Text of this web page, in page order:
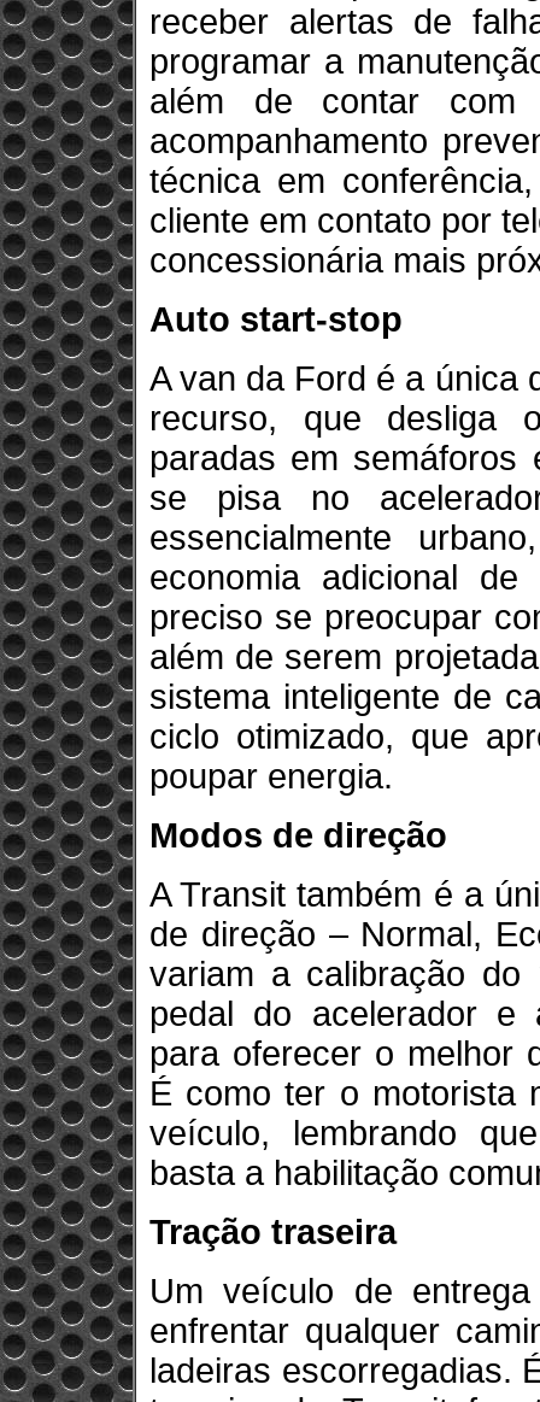
receber alertas de
programar a
além de contar com
acompanhamento
técnica em
cliente em contato por
concessionária mais
Auto start-stop
A van da Ford é a única
recurso, que desliga
paradas em
se pisa no
essencialmente
economia adicional
preciso se preocupar
além de serem
sistema inteligente de
ciclo otimizado, que
poupar energia.
Modos de direção
A Transit também é a
de direção – Normal,
variam a calibração
pedal do acelerador e
para oferecer o melhor
É como ter o motorista
veículo, lembrando
basta a habilitação
Tração traseira
Um veículo de
enfrentar qualquer
ladeiras escorregadias.